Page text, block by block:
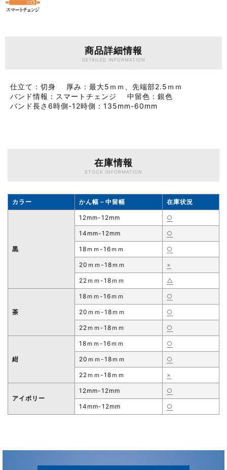
商品詳細情報
DETAILED INFORMATION
仕立て 切身 厚み
最大5ｍｍ、先端部2.5ｍｍ
バンド情報
スマートチェンジ 中留色
銀色
バンド長さ6時側-12時側
135mm-60mm
在庫情報
STOCK INFORMATION
カラー かん幅－中留幅 在庫状況
黒
12mm-12mm ○
14mm-12mm ○
18ｍｍ-16ｍｍ ○
20ｍｍ-18ｍｍ ×
22ｍｍ-18ｍｍ △
茶
18ｍｍ-16ｍｍ ○
20ｍｍ-18ｍｍ ○
22ｍｍ-18ｍｍ ○
紺
18ｍｍ-16ｍｍ ○
20ｍｍ-18ｍｍ ○
22ｍｍ-18ｍｍ ×
アイボリー
12mm-12mm ○
14mm-12mm ○